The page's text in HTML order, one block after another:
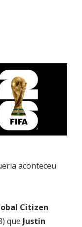
aconteceu
Citizen
que Justin